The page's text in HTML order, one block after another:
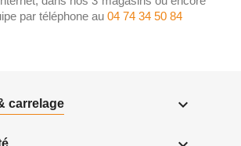
par téléphone au 04 74 34 50 84
carrelage 